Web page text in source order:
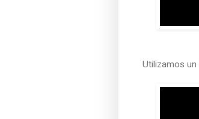
Utilizamos un